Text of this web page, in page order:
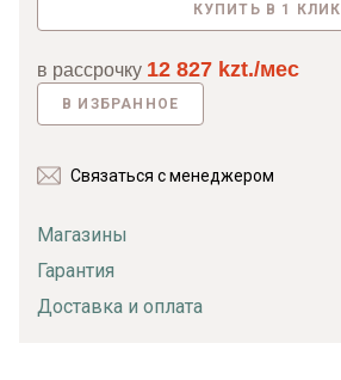
КУПИТЬ В 1 КЛИК
в рассрочку 12 827 kzt./мес
В ИЗБРАННОЕ
Связаться с менеджером
Магазины
Гарантия
Доставка и оплата